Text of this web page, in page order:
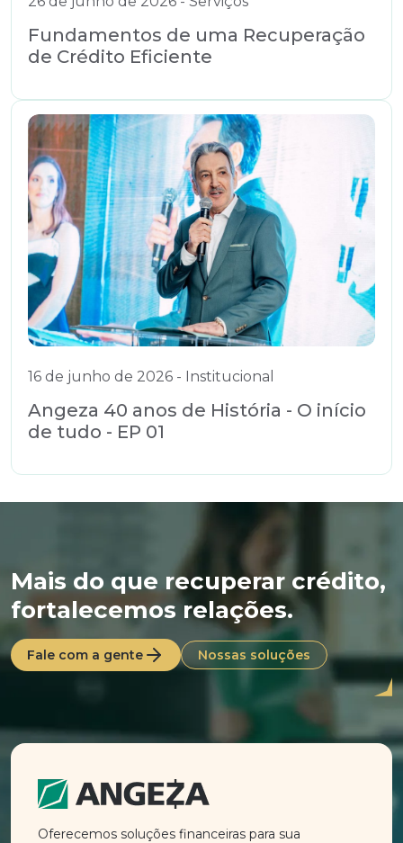
Fundamentos de uma Recuperação
de Crédito Eficiente
16 de junho de 2026 - Institucional
Angeza 40 anos de História - O início
de tudo - EP 01
Mais do que recuperar crédito,
fortalecemos relações.
Fale com a gente Nossas soluções
Oferecemos soluções financeiras para sua